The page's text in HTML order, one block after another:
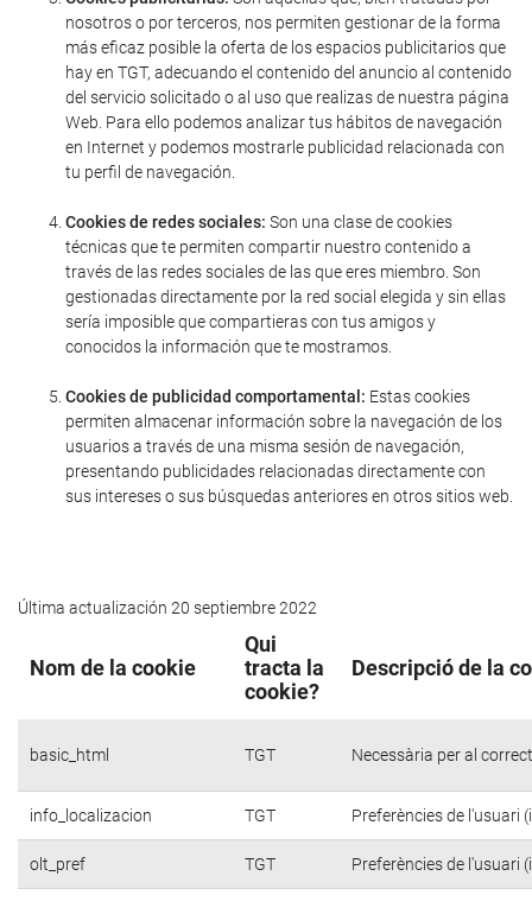
nosotros o por terceros, nos permiten gestionar de la forma
más eficaz posible la oferta de los espacios publicitarios que
hay en TGT, adecuando el contenido del anuncio al contenido
del servicio solicitado o al uso que realizas de nuestra página
Web. Para ello podemos analizar tus hábitos de navegación
en Internet y podemos mostrarle publicidad relacionada con
tu perfil de navegación.
Cookies de redes sociales: Son una clase de cookies
técnicas que te permiten compartir nuestro contenido a
través de las redes sociales de las que eres miembro. Son
gestionadas directamente por la red social elegida y sin ellas
sería imposible que compartieras con tus amigos y
conocidos la información que te mostramos.
Cookies de publicidad comportamental: Estas cookies
permiten almacenar información sobre la navegación de los
usuarios a través de una misma sesión de navegación,
presentando publicidades relacionadas directamente con
sus intereses o sus búsquedas anteriores en otros sitios web.
Última actualización 20 septiembre 2022
Nom de la cookie
Qui
tracta la
cookie?
Descripció de la
basic_html TGT Necessària per al
info_localizacion TGT Preferències de l'usuari
olt_pref TGT Preferències de l'usuari